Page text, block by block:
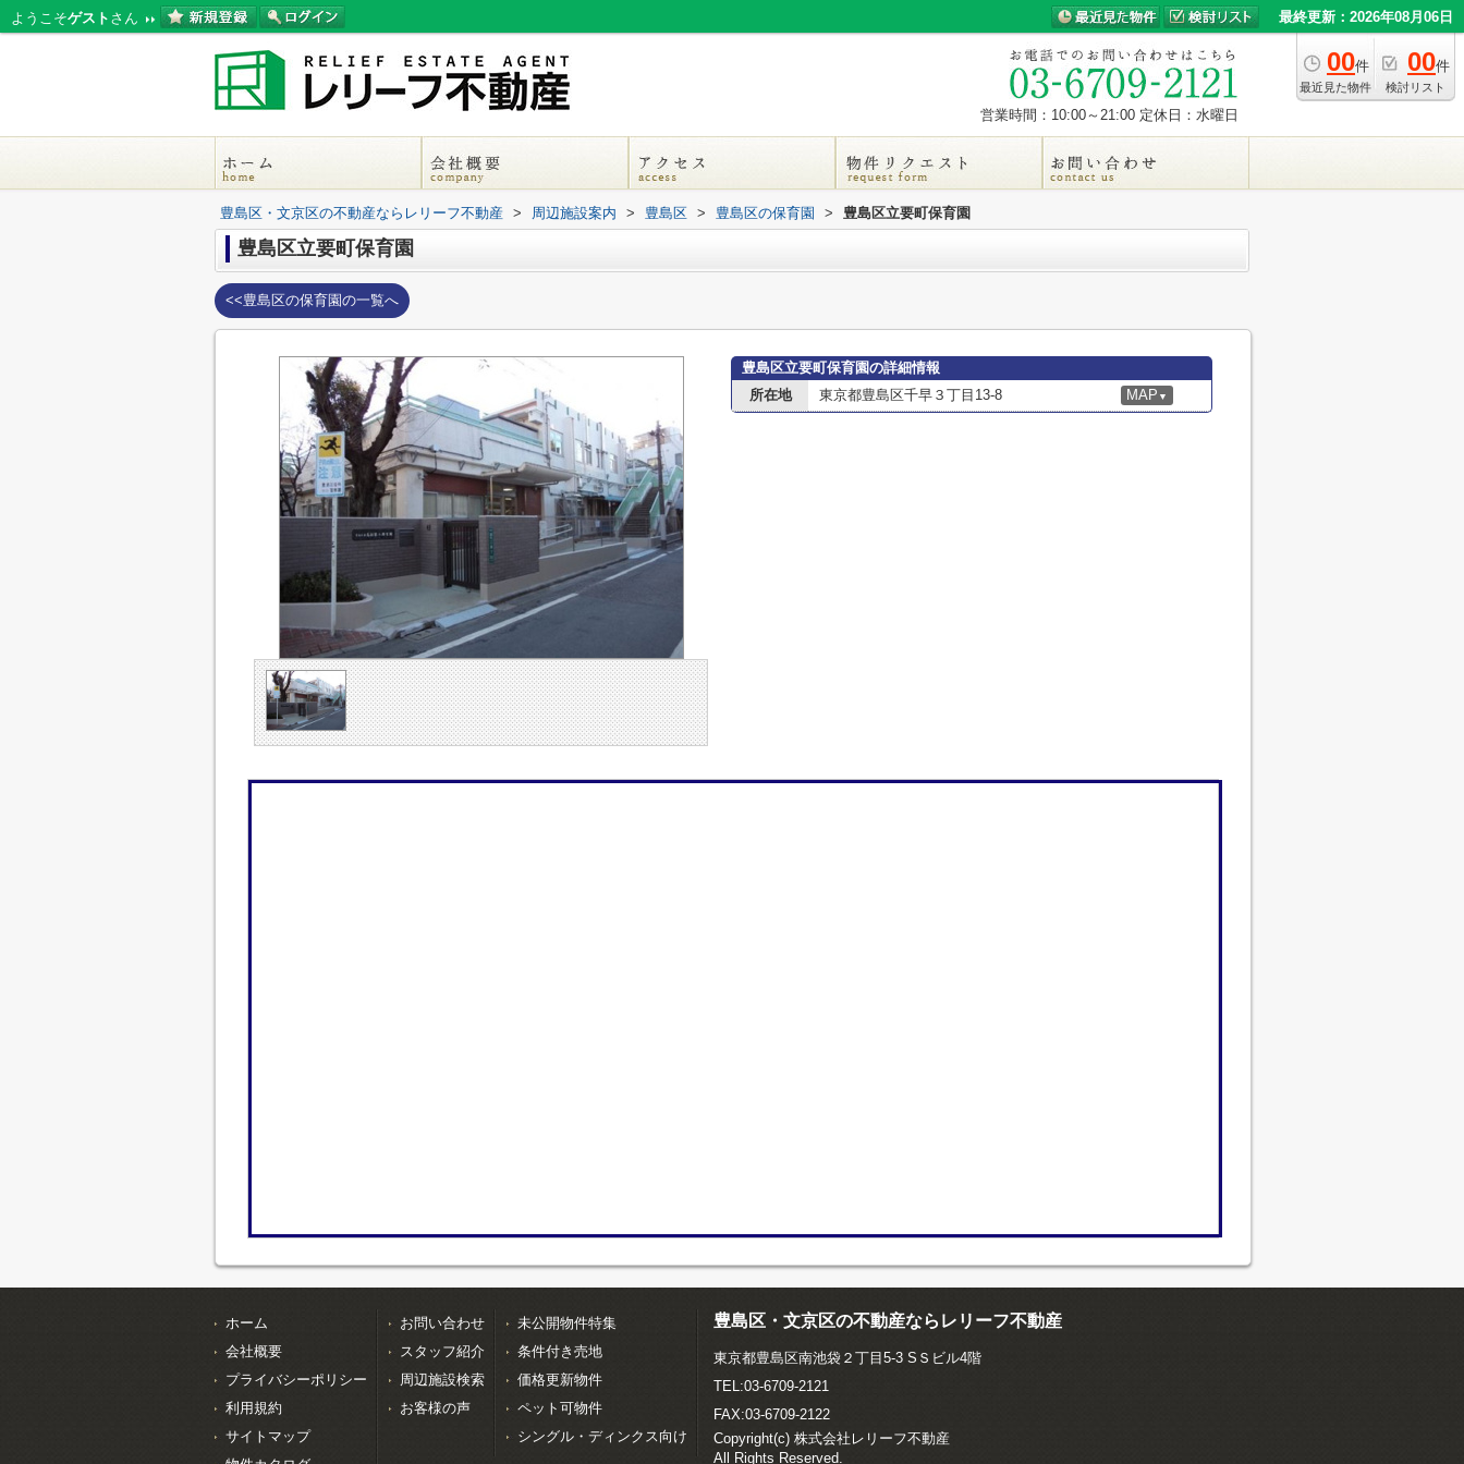
ようこそゲスト さん 最終更新：2026年08月06日
00件
最近見た物件
00件
検討リスト
営業時間：10:00～21:00 定休日：水曜日
豊島区・文京区の不動産ならレリーフ不動産 > 周辺施設案内 > 豊島区 > 豊島区の保育園 > 豊島区立要町保育園
豊島区立要町保育園
<<豊島区の保育園の一覧へ
豊島区立要町保育園の詳細情報
所在地
東京都豊島区千早３丁目13-8 MAP ▼
ホーム
会社概要
プライバシーポリシー
利用規約
サイトマップ
お問い合わせ
スタッフ紹介
周辺施設検索
お客様の声
未公開物件特集
条件付き売地
価格更新物件
ペット可物件
シングル・ディンクス向け
豊島区・文京区の不動産ならレリーフ不動産
東京都豊島区南池袋２丁目5-3 SＳビル4階
TEL:03-6709-2121
FAX:03-6709-2122
Copyright(c) 株式会社レリーフ不動産
All Rights Reserved.